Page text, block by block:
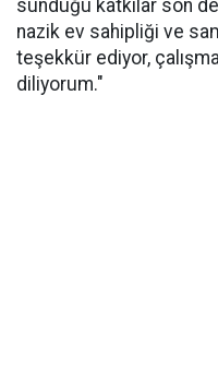
sunduğu katkılar son
nazik ev sahipliği ve
teşekkür ediyor,
diliyorum."